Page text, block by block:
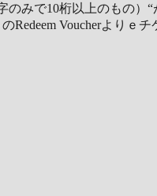
みで10桁以上のもの）
Voucherよりｅチ